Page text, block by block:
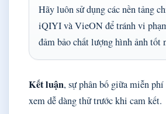
Hãy luôn sử dụng các nền tảng
iQIYI và VieON để tránh vi
đảm bảo chất lượng hình ảnh tốt
Kết luận, sự phân bố giữa miễn
xem dễ dàng thử trước khi cam kết.